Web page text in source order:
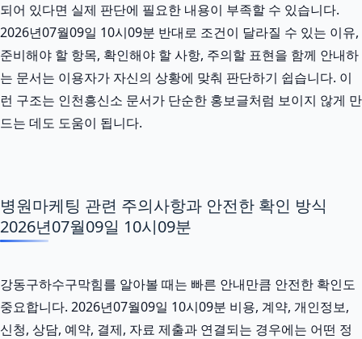
되어 있다면 실제 판단에 필요한 내용이 부족할 수 있습니다.
2026년07월09일 10시09분 반대로 조건이 달라질 수 있는 이유,
준비해야 할 항목, 확인해야 할 사항, 주의할 표현을 함께 안내하
는 문서는 이용자가 자신의 상황에 맞춰 판단하기 쉽습니다. 이
런 구조는 인천흥신소 문서가 단순한 홍보글처럼 보이지 않게 만
드는 데도 도움이 됩니다.
병원마케팅 관련 주의사항과 안전한 확인 방식
2026년07월09일 10시09분
강동구하수구막힘를 알아볼 때는 빠른 안내만큼 안전한 확인도
중요합니다. 2026년07월09일 10시09분 비용, 계약, 개인정보,
신청, 상담, 예약, 결제, 자료 제출과 연결되는 경우에는 어떤 정